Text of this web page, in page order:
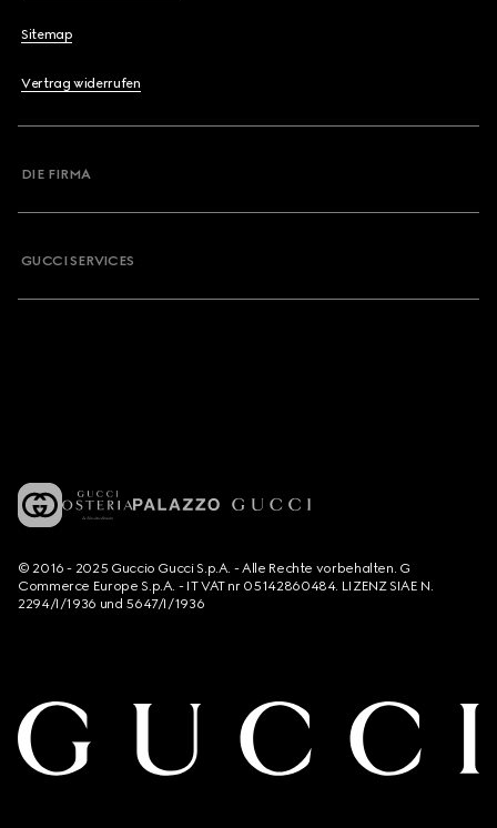
Sitemap
Vertrag widerrufen
DIE FIRMA
GUCCI SERVICES
© 2016 - 2025 Guccio Gucci S.p.A. - Alle Rechte vorbehalten. G
Commerce Europe S.p.A. - IT VAT nr 05142860484. LIZENZ SIAE N.
2294/I/1936 und 5647/I/1936